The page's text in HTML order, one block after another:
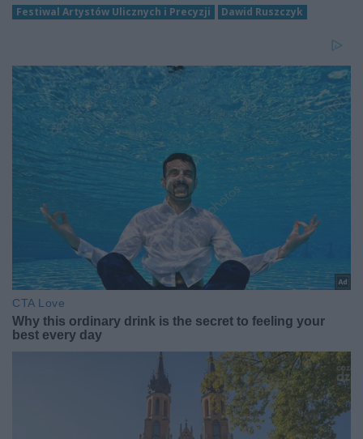
Festiwal Artystów Ulicznych i Precyzji
Dawid Ruszczyk